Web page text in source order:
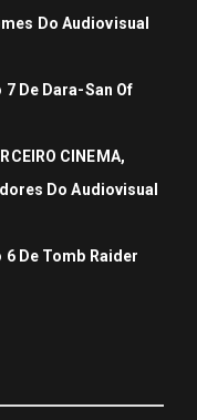
Do Audiovisual
De Dara-San Of
CINEMA,
Do Audiovisual
De Tomb Raider